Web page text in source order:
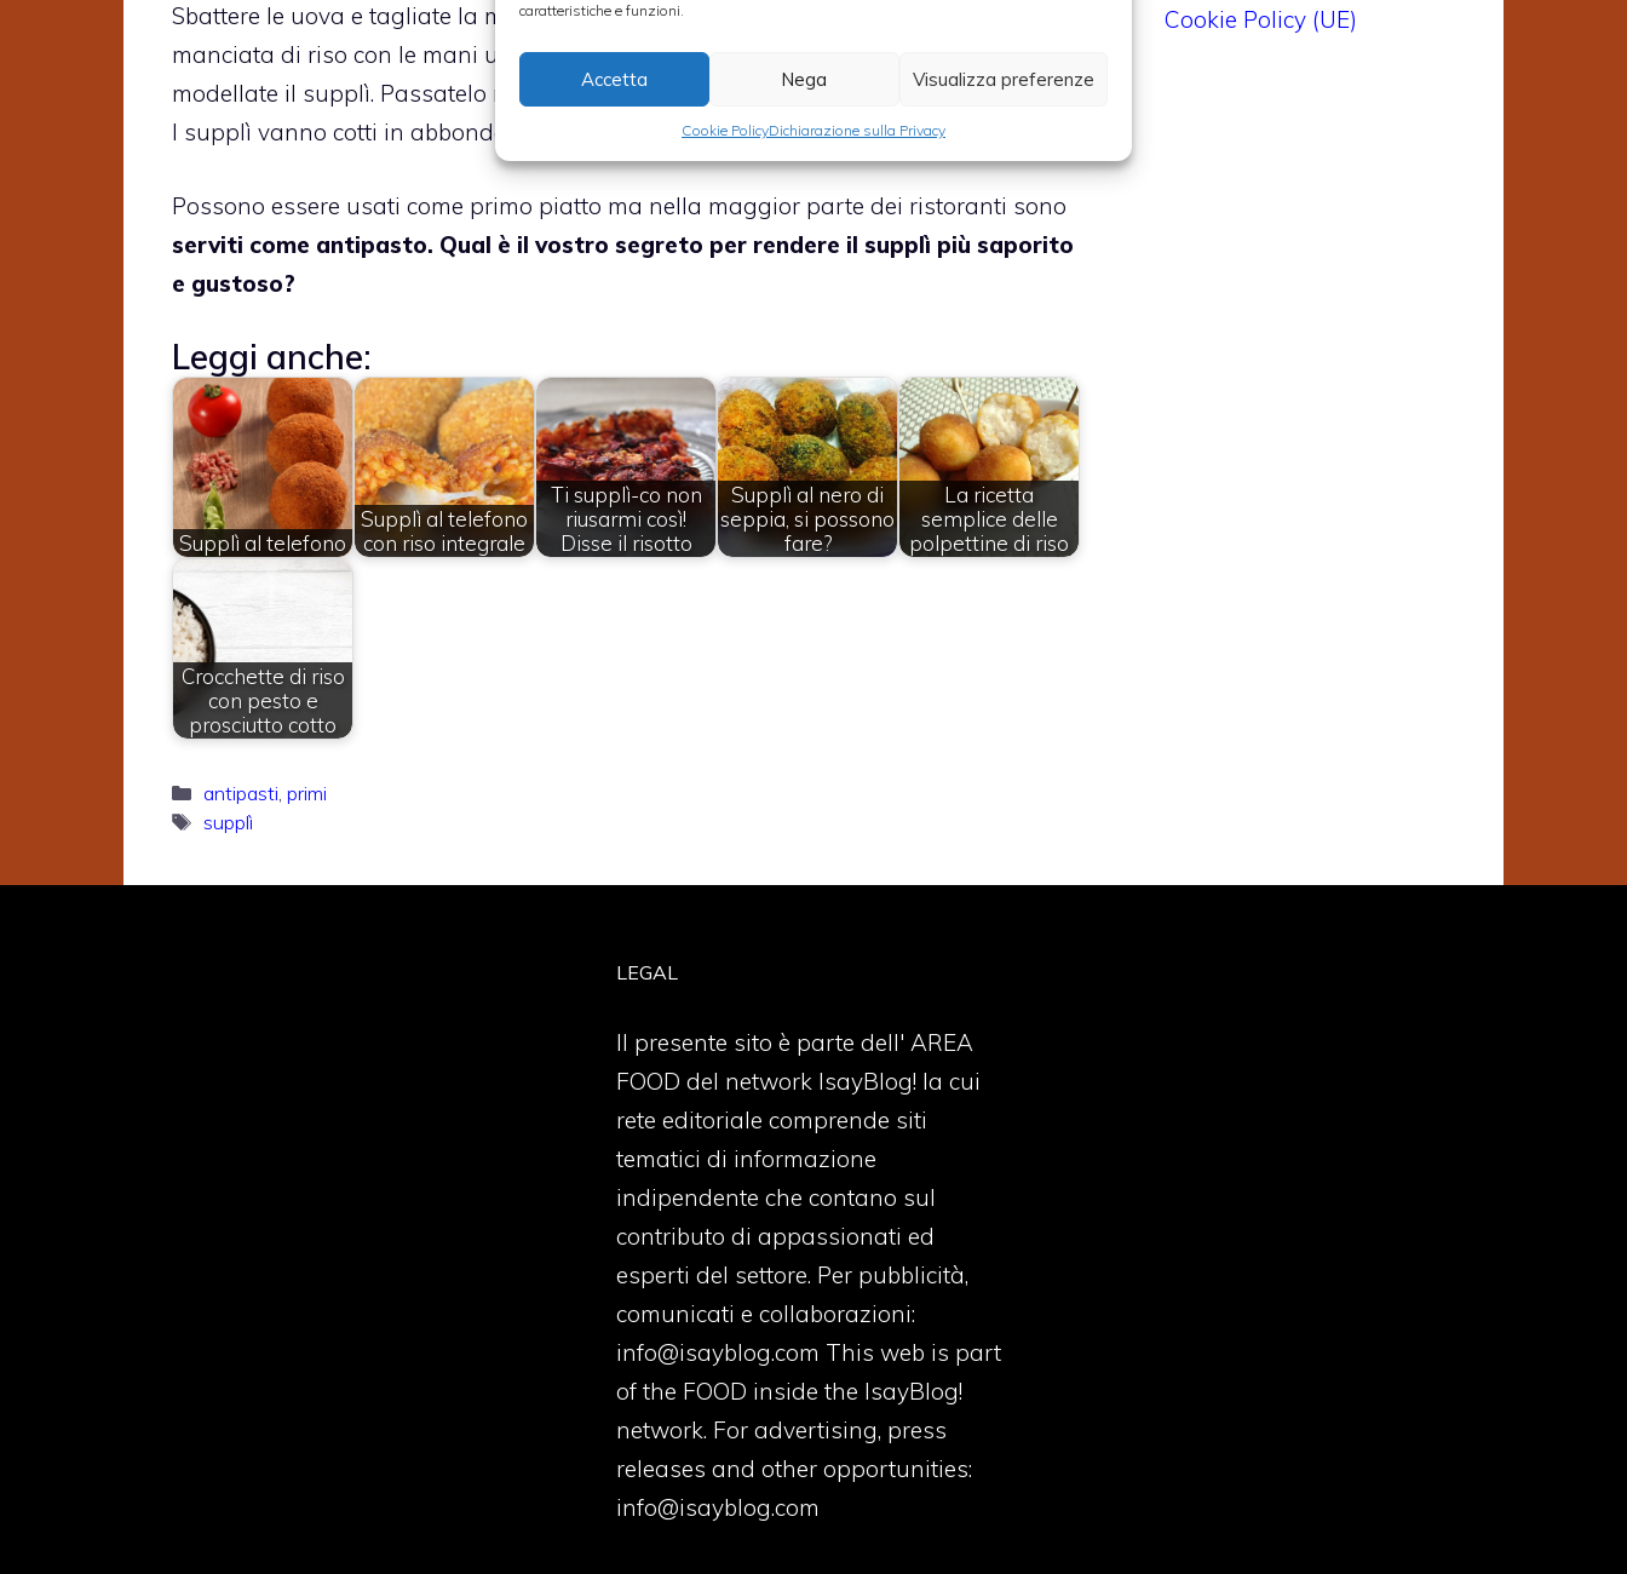
caratteristiche e funzioni.
Accetta Nega Visualizza preferenze
Cookie PolicyDichiarazione sulla Privacy
Sbattere le uova e tagliate la mozzarella a dadini. A questo punto prende una
manciata di riso con le mani unte, adagiatevi all’interno un po’ di mozzarella e poi
modellate il supplì. Passatelo nell’uovo e quindi nel pangrattato senza farlo rompere.
I supplì vanno cotti in abbondate olio bollente, scolati e serviti caldi.
Possono essere usati come primo piatto ma nella maggior parte dei ristoranti sono
serviti come antipasto. Qual è il vostro segreto per rendere il supplì più saporito
e gustoso?
Leggi anche:
Supplì al telefono
Supplì al telefono
con riso integrale
Ti supplì-co non
riusarmi così!
Disse il risotto
Supplì al nero di
seppia, si possono
fare?
La ricetta
semplice delle
polpettine di riso
Crocchette di riso
con pesto e
prosciutto cotto
Categorie
antipasti, primi
Tag
supplì
Cookie Policy (UE)
LEGAL
Il presente sito è parte dell' AREA
FOOD del network IsayBlog! la cui
rete editoriale comprende siti
tematici di informazione
indipendente che contano sul
contributo di appassionati ed
esperti del settore. Per pubblicità,
comunicati e collaborazioni:
info@isayblog.com This web is part
of the FOOD inside the IsayBlog!
network. For advertising, press
releases and other opportunities:
info@isayblog.com